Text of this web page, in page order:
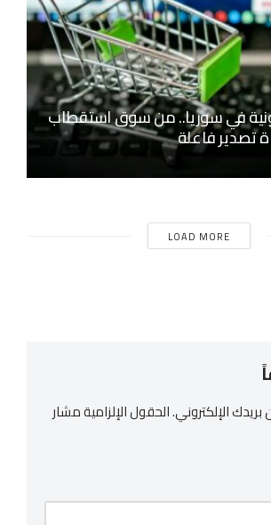
في سوريا.. من سوق استقطاب
تصدير فاعلة
LOAD MORE
الإلكتروني.الحقول الإلزامية مشار